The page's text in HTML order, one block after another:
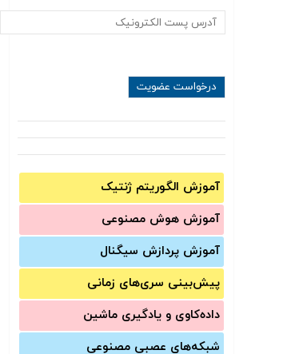
آموزش الگوریتم ژنتیک
آموزش‌ هوش مصنوعی
آموزش‌ پردازش سیگنال
پیش‌‌بینی سری‌‌های زمانی
داده‌کاوی و یادگیری ماشین
شبکه‌های عصبی مصنوعی